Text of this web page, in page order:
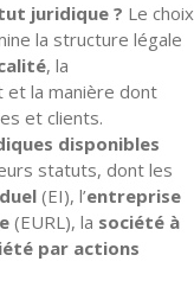
juridique ? Le choix
la structure légale
, la
et la manière dont
et clients.
disponibles
statuts, dont les
(EI), l’entreprise
(EURL), la société à
par actions